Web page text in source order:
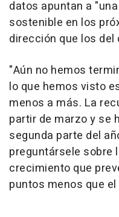
datos apuntan a
sostenible en los
dirección que los
"Aún no hemos
lo que hemos visto
menos a más. La
partir de marzo y se
segunda parte del
preguntársele sobre
crecimiento que
puntos menos que el